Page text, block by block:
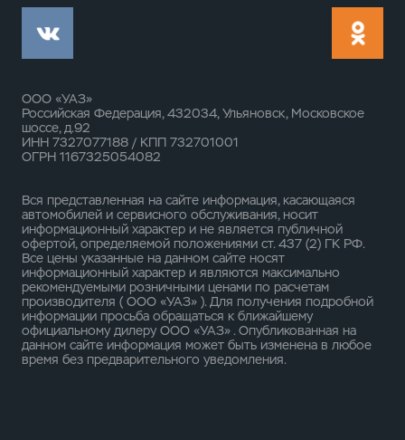
ООО «УАЗ»
Российская Федерация, 432034, Ульяновск, Московское
шоссе, д.92
ИНН 7327077188 / КПП 732701001
ОГРН 1167325054082
Вся представленная на сайте информация, касающаяся
автомобилей и сервисного обслуживания, носит
информационный характер и не является публичной
офертой, определяемой положениями ст. 437 (2) ГК РФ.
Все цены указанные на данном сайте носят
информационный характер и являются максимально
рекомендуемыми розничными ценами по расчетам
производителя ( ООО «УАЗ» ). Для получения подробной
информации просьба обращаться к ближайшему
официальному дилеру ООО «УАЗ» . Опубликованная на
данном сайте информация может быть изменена в любое
время без предварительного уведомления.